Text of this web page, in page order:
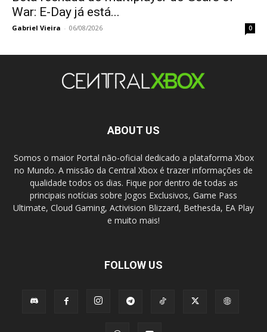
War: E-Day já está...
Gabriel Vieira - 06/08/2026 0
ABOUT US
Somos o maior Portal não-oficial dedicado a plataforma Xbox
no Mundo. A missão da Central Xbox é trazer informações de
qualidade todos os dias. Fique por dentro de todas as
principais notícias sobre Jogos Exclusivos, Game Pass
Ultimate, Cloud Gaming, Activision Blizzard, Bethesda, EA Play
e muito mais!
FOLLOW US